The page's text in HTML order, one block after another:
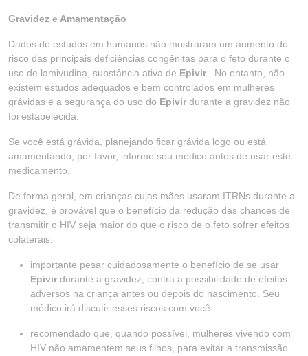
Gravidez e Amamentação
Dados de estudos em humanos não mostraram um aumento do
risco das principais deficiências congênitas para o feto durante o
uso de lamivudina, substância ativa de Epivir . No entanto, não
existem estudos adequados e bem controlados em mulheres
grávidas e a segurança do uso do Epivir durante a gravidez não
foi estabelecida.
Se você está grávida, planejando ficar grávida logo ou está
amamentando, por favor, informe seu médico antes de usar este
medicamento.
De forma geral, em crianças cujas mães usaram ITRNs durante a
gravidez, é provável que o benefício da redução das chances de
transmitir o HIV seja maior do que o risco de o feto sofrer efeitos
colaterais.
importante pesar cuidadosamente o benefício de se usar
Epivir durante a gravidez, contra a possibilidade de efeitos
adversos na criança antes ou depois do nascimento. Seu
médico irá discutir esses riscos com você.
recomendado que, quando possível, mulheres vivendo com
HIV não amamentem seus filhos, para evitar a transmissão